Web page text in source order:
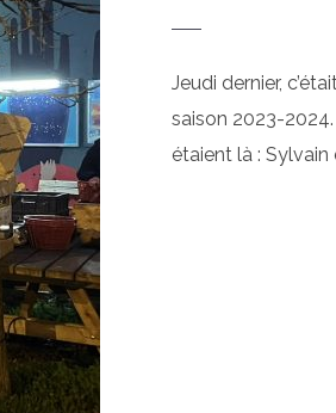
Jeudi dernier,
saison 2023-
étaient là : Sylvain